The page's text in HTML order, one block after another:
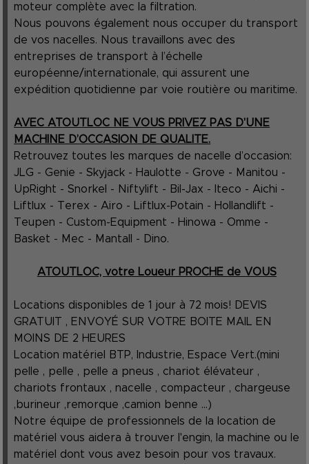
moteur complète avec la filtration.
Nous pouvons également nous occuper du transport
de vos nacelles. Nous travaillons avec des
entreprises de transport à l’échelle
européenne/internationale, qui assurent une
expédition quotidienne par voie routière ou maritime.
AVEC ATOUTLOC NE VOUS PRIVEZ PAS D'UNE
MACHINE D’OCCASION DE QUALITE.
Retrouvez toutes les marques de nacelle d’occasion:
JLG - Genie - Skyjack - Haulotte - Grove - Manitou -
UpRight - Snorkel - Niftylift - Bil-Jax - Iteco - Aichi -
Liftlux - Terex - Airo - Liftlux-Potain - Hollandlift -
Teupen - Custom-Equipment - Hinowa - Omme -
Basket - Mec - Mantall - Dino.
ATOUTLOC, votre Loueur PROCHE de VOUS
Locations disponibles de 1 jour à 72 mois! DEVIS
GRATUIT , ENVOYÉ SUR VOTRE BOITE MAIL EN
MOINS DE 2 HEURES
Location matériel BTP, Industrie, Espace Vert.(mini
pelle , pelle , pelle a pneus , chariot élévateur ,
chariots frontaux , nacelle , compacteur , chargeuse
,burineur ,remorque ,camion benne ...)
Notre équipe de professionnels de la location de
matériel vous aidera à trouver l'engin, la machine ou le
matériel dont vous avez besoin pour vos travaux.